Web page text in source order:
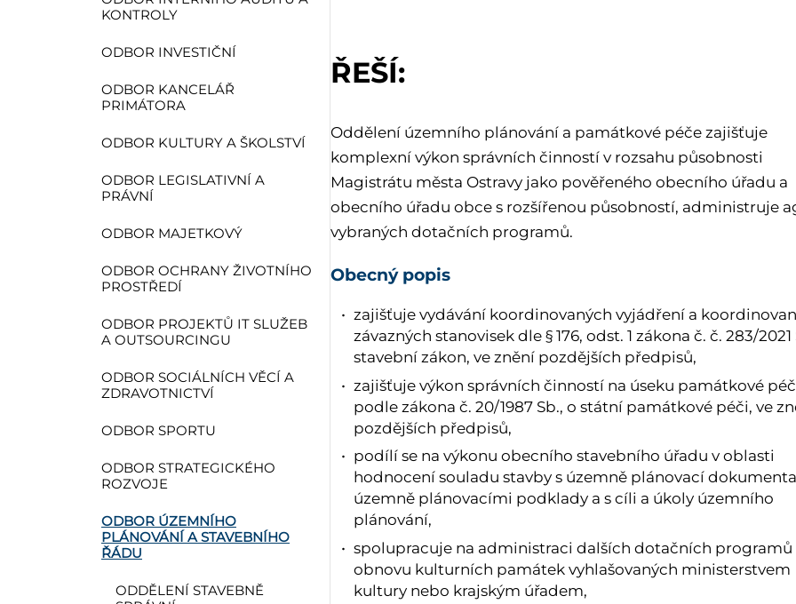
KONTROLY
ODBOR INVESTIČNÍ
ODBOR KANCELÁŘ
PRIMÁTORA
ODBOR KULTURY A ŠKOLSTVÍ
ODBOR LEGISLATIVNÍ A
PRÁVNÍ
ODBOR MAJETKOVÝ
ODBOR OCHRANY ŽIVOTNÍHO
PROSTŘEDÍ
ODBOR PROJEKTŮ IT SLUŽEB
A OUTSOURCINGU
ODBOR SOCIÁLNÍCH VĚCÍ A
ZDRAVOTNICTVÍ
ODBOR SPORTU
ODBOR STRATEGICKÉHO
ROZVOJE
ODBOR ÚZEMNÍHO
PLÁNOVÁNÍ A STAVEBNÍHO
ŘÁDU
ODDĚLENÍ STAVEBNĚ
ŘEŠÍ:
Oddělení územního plánování a památkové péče zajišťuje
komplexní výkon správních činností v rozsahu působnosti
Magistrátu města Ostravy jako pověřeného obecního úřadu a
obecního úřadu obce s rozšířenou působností, administruje
vybraných dotačních programů.
Obecný popis
zajišťuje vydávání koordinovaných vyjádření a
závazných stanovisek dle § 176, odst. 1 zákona č. č. 283/2021
stavební zákon, ve znění pozdějších předpisů,
zajišťuje výkon správních činností na úseku památkové
podle zákona č. 20/1987 Sb., o státní památkové péči, ve
pozdějších předpisů,
podílí se na výkonu obecního stavebního úřadu v oblasti
hodnocení souladu stavby s územně plánovací
územně plánovacími podklady a s cíli a úkoly územního
plánování,
spolupracuje na administraci dalších dotačních programů
obnovu kulturních památek vyhlašovaných ministerstvem
kultury nebo krajským úřadem,